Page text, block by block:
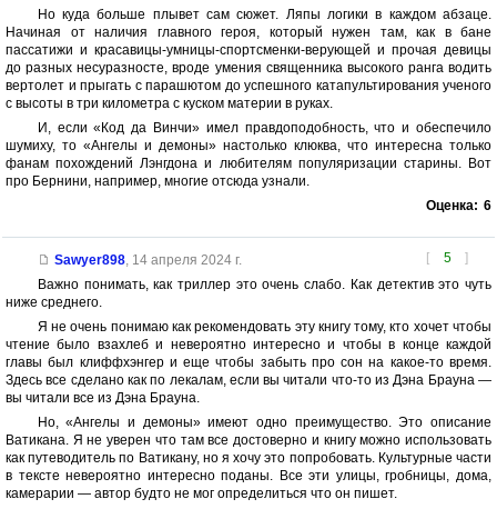
Но куда больше плывет сам сюжет. Ляпы логики в каждом абзаце.
Начиная от наличия главного героя, который нужен там, как в бане
пассатижи и красавицы-умницы-спортсменки-верующей и прочая девицы
до разных несуразносте, вроде умения священника высокого ранга водить
вертолет и прыгать с парашютом до успешного катапультирования ученого
с высоты в три километра с куском материи в руках.
И, если «Код да Винчи» имел правдоподобность, что и обеспечило
шумиху, то «Ангелы и демоны» настолько клюква, что интересна только
фанам похождений Лэнгдона и любителям популяризации старины. Вот
про Бернини, например, многие отсюда узнали.
Оценка: 6
[ 5 ]
Sawyer898, 14 апреля 2024 г.
Важно понимать, как триллер это очень слабо. Как детектив это чуть
ниже среднего.
Я не очень понимаю как рекомендовать эту книгу тому, кто хочет чтобы
чтение было взахлеб и невероятно интересно и чтобы в конце каждой
главы был клиффхэнгер и еще чтобы забыть про сон на какое-то время.
Здесь все сделано как по лекалам, если вы читали что-то из Дэна Брауна —
вы читали все из Дэна Брауна.
Но, «Ангелы и демоны» имеют одно преимущество. Это описание
Ватикана. Я не уверен что там все достоверно и книгу можно использовать
как путеводитель по Ватикану, но я хочу это попробовать. Культурные части
в тексте невероятно интересно поданы. Все эти улицы, гробницы, дома,
камерарии — автор будто не мог определиться что он пишет.